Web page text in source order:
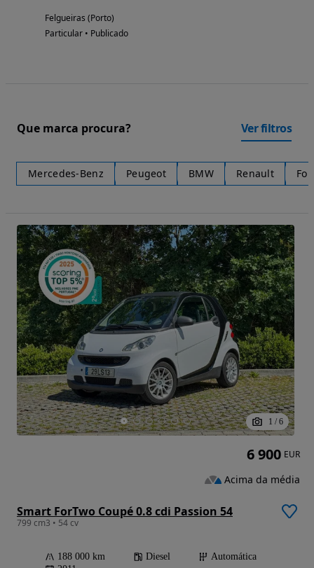
Felgueiras (Porto)
Particular • Publicado
Que marca procura? Ver filtros
Mercedes-Benz Peugeot BMW Renault
1 / 6
Smart ForTwo Coupé 0.8 cdi Passion 54
799 cm3 • 54 cv
188 000 km Diesel
Automática
6 900 EUR
Acima da média